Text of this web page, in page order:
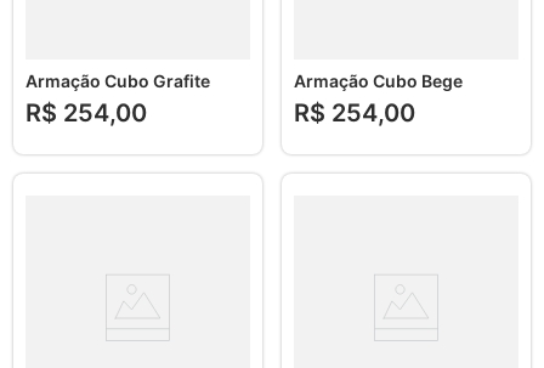
Armação Cubo Grafite
R$ 254,00
Armação Cubo Bege
R$ 254,00